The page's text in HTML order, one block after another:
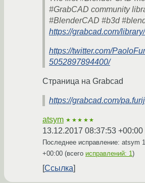
#GrabCAD community
#BlenderCAD #b3d
https://grabcad.com/
https://twitter.com/
5052897894400/
Страница на Grabcad
https://grabcad.com/
atsym ★★★★★
13.12.2017 08:37:53 +00:00
Последнее исправление: atsym
+00:00 (всего исправлений: 1 )
Ссылка